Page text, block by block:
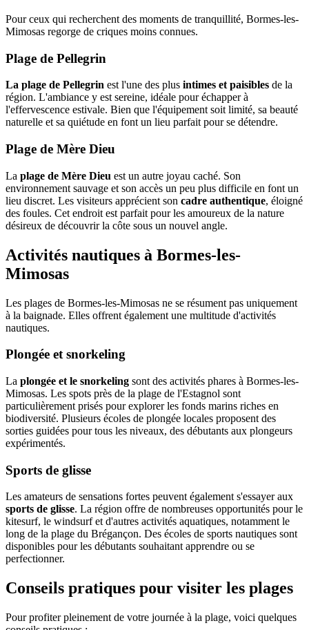
Pour ceux qui recherchent des moments de tranquillité, Bormes-les-
Mimosas regorge de criques moins connues.
Plage de Pellegrin
La plage de Pellegrin est l'une des plus intimes et paisibles de la
région. L'ambiance y est sereine, idéale pour échapper à
l'effervescence estivale. Bien que l'équipement soit limité, sa beauté
naturelle et sa quiétude en font un lieu parfait pour se détendre.
Plage de Mère Dieu
La plage de Mère Dieu est un autre joyau caché. Son
environnement sauvage et son accès un peu plus difficile en font un
lieu discret. Les visiteurs apprécient son cadre authentique, éloigné
des foules. Cet endroit est parfait pour les amoureux de la nature
désireux de découvrir la côte sous un nouvel angle.
Activités nautiques à Bormes-les-
Mimosas
Les plages de Bormes-les-Mimosas ne se résument pas uniquement
à la baignade. Elles offrent également une multitude d'activités
nautiques.
Plongée et snorkeling
La plongée et le snorkeling sont des activités phares à Bormes-les-
Mimosas. Les spots près de la plage de l'Estagnol sont
particulièrement prisés pour explorer les fonds marins riches en
biodiversité. Plusieurs écoles de plongée locales proposent des
sorties guidées pour tous les niveaux, des débutants aux plongeurs
expérimentés.
Sports de glisse
Les amateurs de sensations fortes peuvent également s'essayer aux
sports de glisse. La région offre de nombreuses opportunités pour le
kitesurf, le windsurf et d'autres activités aquatiques, notamment le
long de la plage du Brégançon. Des écoles de sports nautiques sont
disponibles pour les débutants souhaitant apprendre ou se
perfectionner.
Conseils pratiques pour visiter les plages
Pour profiter pleinement de votre journée à la plage, voici quelques